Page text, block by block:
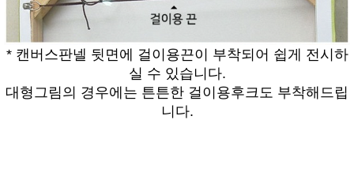
* 캔버스판넬 뒷면에 걸이용끈이 부착되어 쉽게 전시하
실 수 있습니다.
대형그림의 경우에는 튼튼한 걸이용후크도 부착해드립
니다.